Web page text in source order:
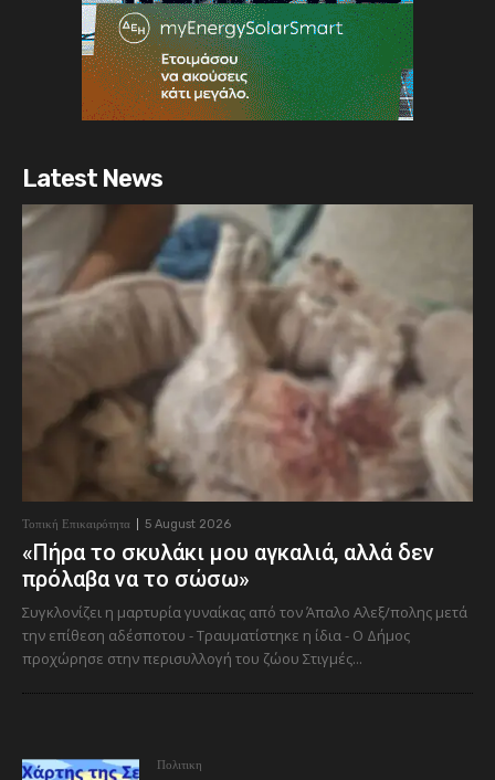
Latest News
Τοπική Επικαιρότητα 5 August 2026
«Πήρα το σκυλάκι μου αγκαλιά, αλλά δεν
πρόλαβα να το σώσω»
Συγκλονίζει η μαρτυρία γυναίκας από τον Άπαλο Αλεξ/πολης μετά
την επίθεση αδέσποτου - Τραυματίστηκε η ίδια - Ο Δήμος
προχώρησε στην περισυλλογή του ζώου Στιγμές...
Πολιτικη